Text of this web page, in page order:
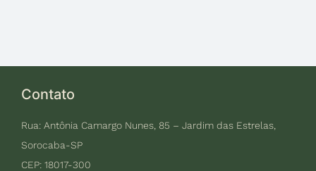
Contato
Rua: Antônia Camargo Nunes, 85 – Jardim das Estrelas,
Sorocaba-SP
CEP: 18017-300